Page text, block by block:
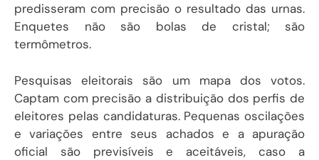
predisseram com precisão o resultado das urnas.
Enquetes não são bolas de cristal; são
termômetros.
Pesquisas eleitorais são um mapa dos votos.
Captam com precisão a distribuição dos perfis de
eleitores pelas candidaturas. Pequenas oscilações
e variações entre seus achados e a apuração
oficial são previsíveis e aceitáveis, caso a